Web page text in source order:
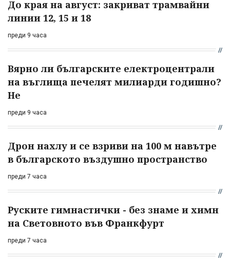
До края на август: закриват трамвайни
линии 12, 15 и 18
преди 9 часа
Вярно ли българските електроцентрали
на въглища печелят милиарди годишно?
Не
преди 9 часа
Дрон нахлу и се взриви на 100 м навътре
в българското въздушно пространство
преди 7 часа
Руските гимнастички - без знаме и химн
на Световното във Франкфурт
преди 7 часа